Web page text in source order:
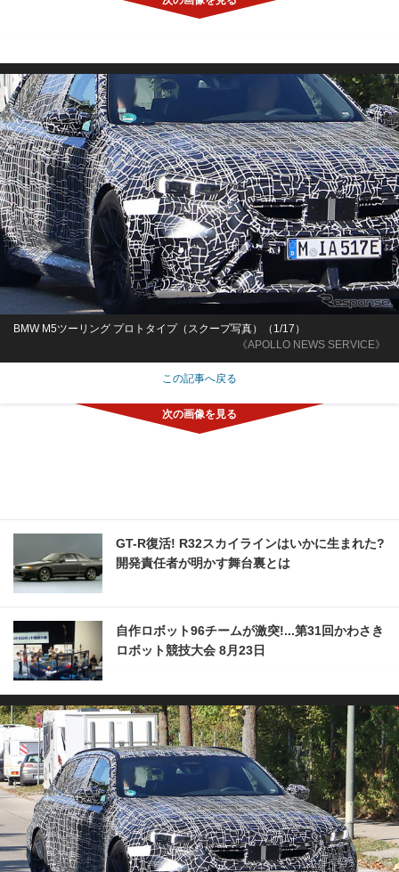
《APOLLO NEWS SERVICE》
BMW M5ツーリング プロトタイプ（スクープ写真）（1/17）
この記事へ戻る
GT-R復活! R32スカイラインはいかに生まれた?
開発責任者が明かす舞台裏とは
自作ロボット96チームが激突!...第31回かわさき
ロボット競技大会 8月23日